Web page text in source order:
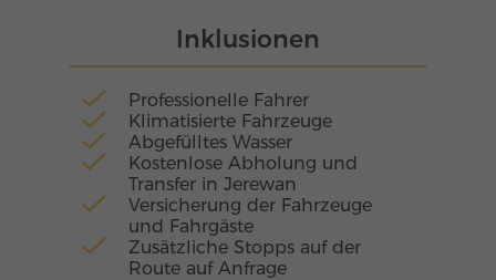
offiziell annahm.
nur das Echo der Pilgerschritte und der Ruf der
kreisenden Adler die Stille brechen. Diese
Schlucht ist als Amaghu-Flusstal bekannt und
steht zusammen mit dem Kloster Noravank auf
Armeniens UNESCO-Tentativliste.
Inklusionen
Professionelle Fahrer
Klimatisierte Fahrzeuge
Abgefülltes Wasser
Kostenlose Abholung und
Transfer in Jerewan
Versicherung der Fahrzeuge
und Fahrgäste
Zusätzliche Stopps auf der
Route auf Anfrage